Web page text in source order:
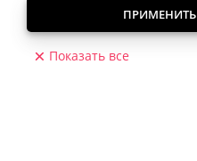
ПРИМЕНИТЬ
Показать все